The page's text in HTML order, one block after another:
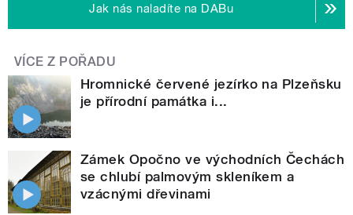
Jak nás naladíte na DABu
VÍCE Z POŘADU
Hromnické červené jezírko na Plzeňsku
je přírodní památka i...
Zámek Opočno ve východních Čechách
se chlubí palmovým skleníkem a
vzácnými dřevinami